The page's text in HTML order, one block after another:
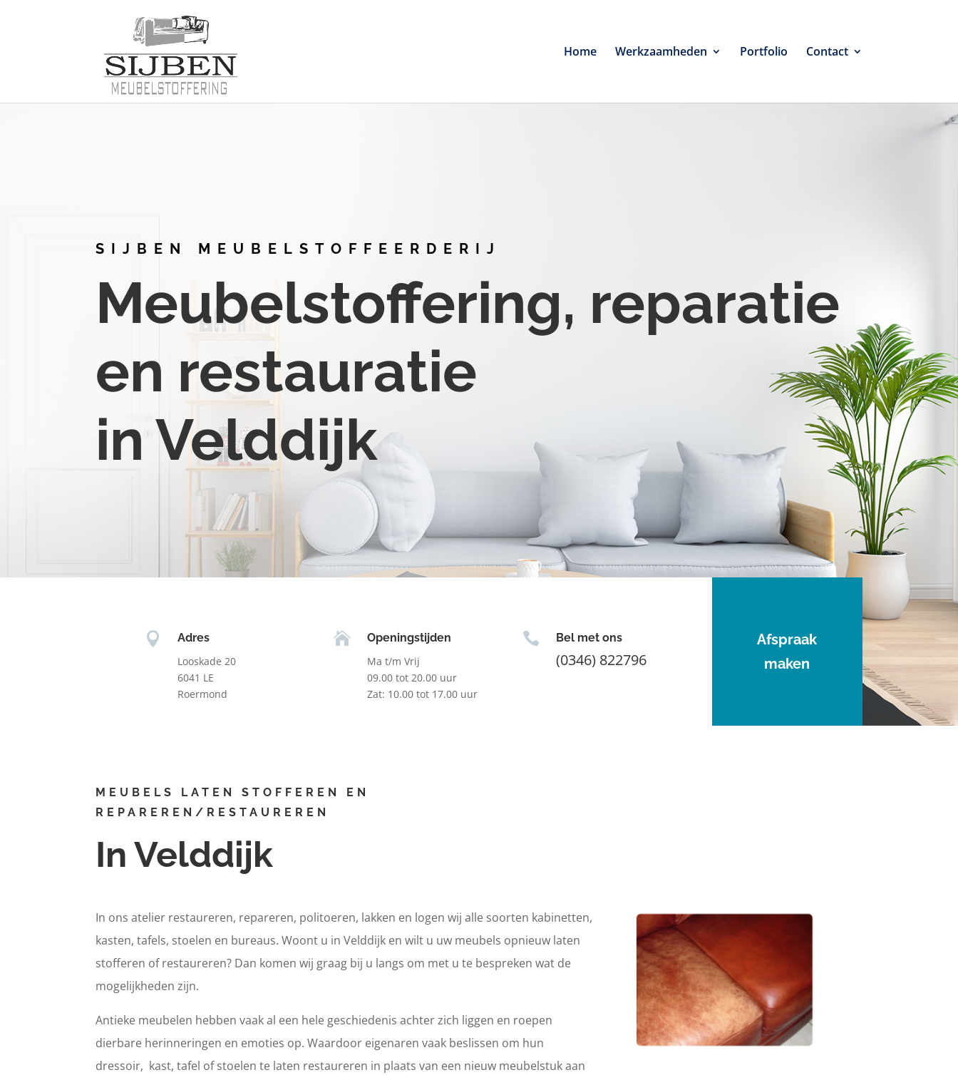
Home Werkzaamheden Portfolio Contact
SIJBEN MEUBELSTOFFEERDERIJ
Meubelstoffering, reparatie
en restauratie
in Velddijk

Adres
Looskade 20
6041 LE
Roermond

Openingstijden
Ma t/m Vrij
09.00 tot 20.00 uur
Zat: 10.00 tot 17.00 uur
 Bel met ons
(0346) 822796
Afspraak
maken
MEUBELS LATEN STOFFEREN EN
REPAREREN/RESTAUREREN
In Velddijk
In ons atelier restaureren, repareren, politoeren, lakken en logen wij alle soorten kabinetten,
kasten, tafels, stoelen en bureaus. Woont u in Velddijk en wilt u uw meubels opnieuw laten
stofferen of restaureren? Dan komen wij graag bij u langs om met u te bespreken wat de
mogelijkheden zijn.
Antieke meubelen hebben vaak al een hele geschiedenis achter zich liggen en roepen
dierbare herinneringen en emoties op. Waardoor eigenaren vaak beslissen om hun
dressoir, kast, tafel of stoelen te laten restaureren in plaats van een nieuw meubelstuk aan